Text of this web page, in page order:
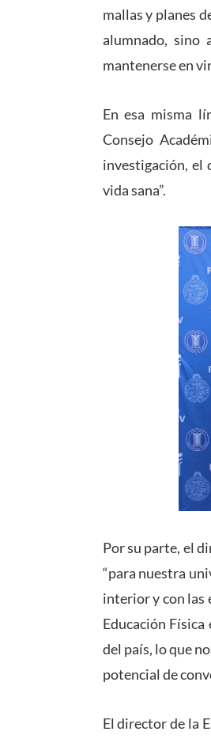
mallas y planes
alumnado, sino
mantenerse en
En esa misma
Consejo
investigación, el
vida sana”.
Por su parte, el
“para nuestra
interior y con las
Educación
del país, lo que
potencial de
El director de la